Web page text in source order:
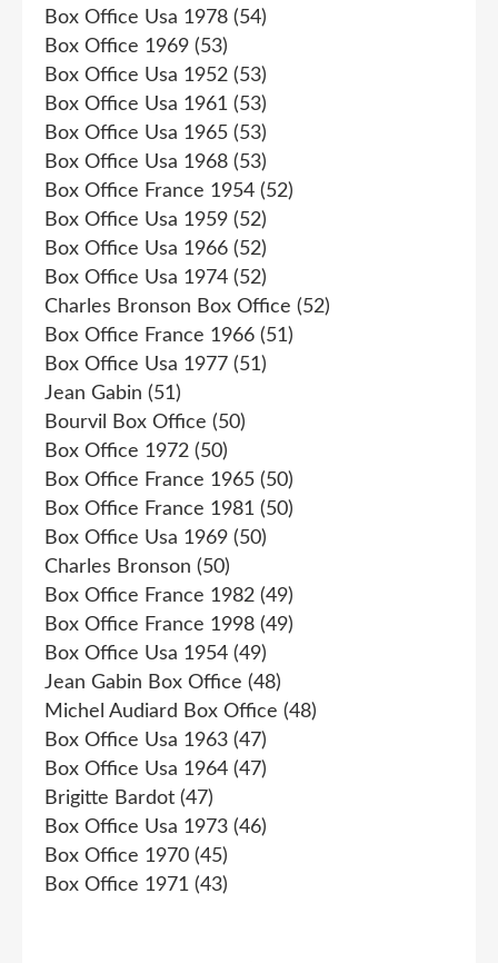
Box Office Usa 1978 (54)
Box Office 1969 (53)
Box Office Usa 1952 (53)
Box Office Usa 1961 (53)
Box Office Usa 1965 (53)
Box Office Usa 1968 (53)
Box Office France 1954 (52)
Box Office Usa 1959 (52)
Box Office Usa 1966 (52)
Box Office Usa 1974 (52)
Charles Bronson Box Office (52)
Box Office France 1966 (51)
Box Office Usa 1977 (51)
Jean Gabin (51)
Bourvil Box Office (50)
Box Office 1972 (50)
Box Office France 1965 (50)
Box Office France 1981 (50)
Box Office Usa 1969 (50)
Charles Bronson (50)
Box Office France 1982 (49)
Box Office France 1998 (49)
Box Office Usa 1954 (49)
Jean Gabin Box Office (48)
Michel Audiard Box Office (48)
Box Office Usa 1963 (47)
Box Office Usa 1964 (47)
Brigitte Bardot (47)
Box Office Usa 1973 (46)
Box Office 1970 (45)
Box Office 1971 (43)